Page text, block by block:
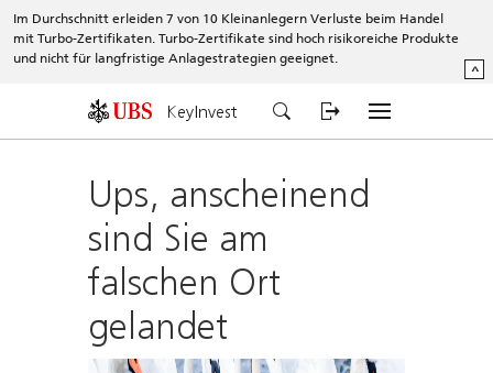
Im Durchschnitt erleiden 7 von 10 Kleinanlegern Verluste beim Handel
mit Turbo-Zertifikaten. Turbo-Zertifikate sind hoch risikoreiche Produkte
und nicht für langfristige Anlagestrategien geeignet.
^
KeyInvest
Ups, anscheinend
sind Sie am
falschen Ort
gelandet